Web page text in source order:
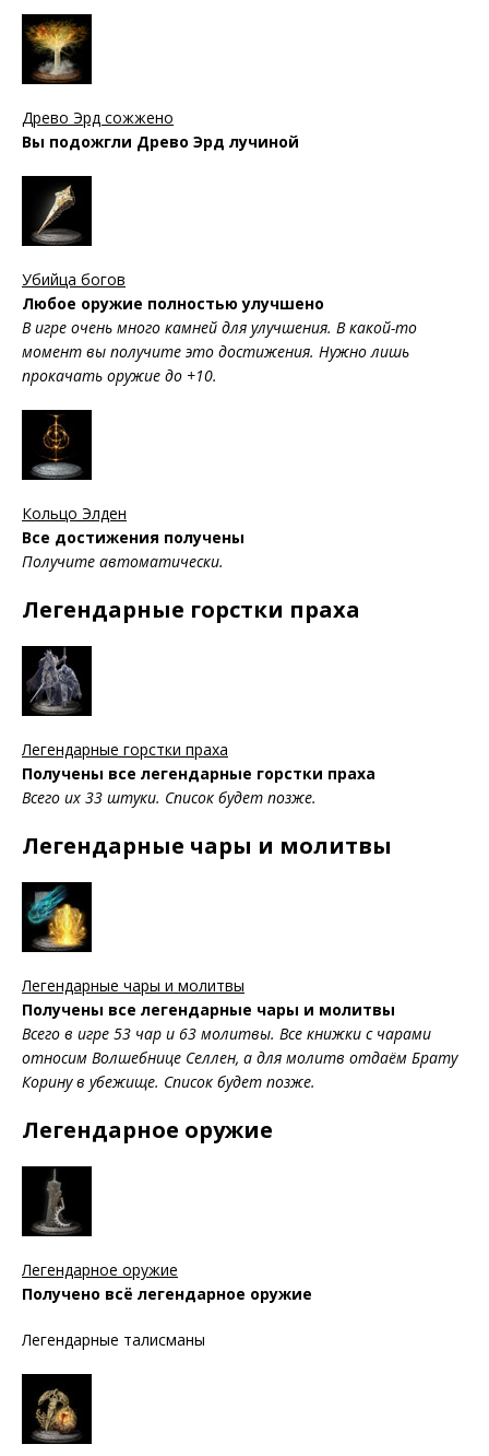
Древо Эрд сожжено
Вы подожгли Древо Эрд лучиной
Убийца богов
Любое оружие полностью улучшено
В игре очень много камней для улучшения. В какой-то
момент вы получите это достижения. Нужно лишь
прокачать оружие до +10.
Кольцо Элден
Все достижения получены
Получите автоматически.
Легендарные горстки праха
Легендарные горстки праха
Получены все легендарные горстки праха
Всего их 33 штуки. Список будет позже.
Легендарные чары и молитвы
Легендарные чары и молитвы
Получены все легендарные чары и молитвы
Всего в игре 53 чар и 63 молитвы. Все книжки с чарами
относим Волшебнице Селлен, а для молитв отдаём Брату
Корину в убежище. Список будет позже.
Легендарное оружие
Легендарное оружие
Получено всё легендарное оружие
Легендарные талисманы